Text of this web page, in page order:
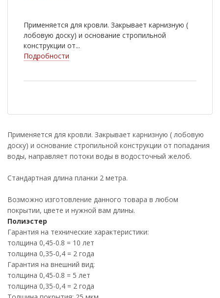
Применяется для кровли. Закрывает карнизную (
лобовую доску) и основание стропильной
конструкции от...
Подробности
Применяется для кровли. Закрывает карнизную ( лобовую
доску) и основание стропильной конструкции от попадания
воды, направляет потоки воды в водосточный желоб.
Стандартная длина планки 2 метра.
Возможно изготовление данного товара в любом
покрытии, цвете и нужной вам длины.
Полиэстер
Гарантия на технические характеристики:
толщина 0,45-0.8 = 10 лет
толщина 0,35-0,4 = 2 года
Гарантия на внешний вид:
толщина 0,45-0.8 = 5 лет
толщина 0,35-0,4 = 2 года